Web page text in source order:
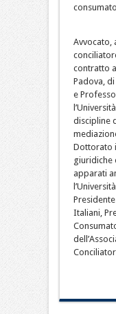
Avvocato,
contratto
Padova,
e
discipline
Dottorato
giuridiche
apparati
Italiani,